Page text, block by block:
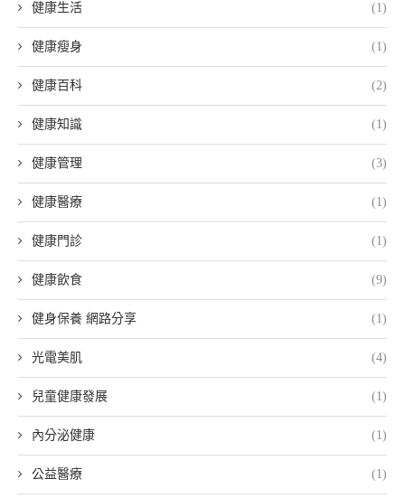
健康生活 (1)
健康瘦身 (1)
健康百科 (2)
健康知識 (1)
健康管理 (3)
健康醫療 (1)
健康門診 (1)
健康飲食 (9)
健身保養 網路分享 (1)
光電美肌 (4)
兒童健康發展 (1)
內分泌健康 (1)
公益醫療 (1)